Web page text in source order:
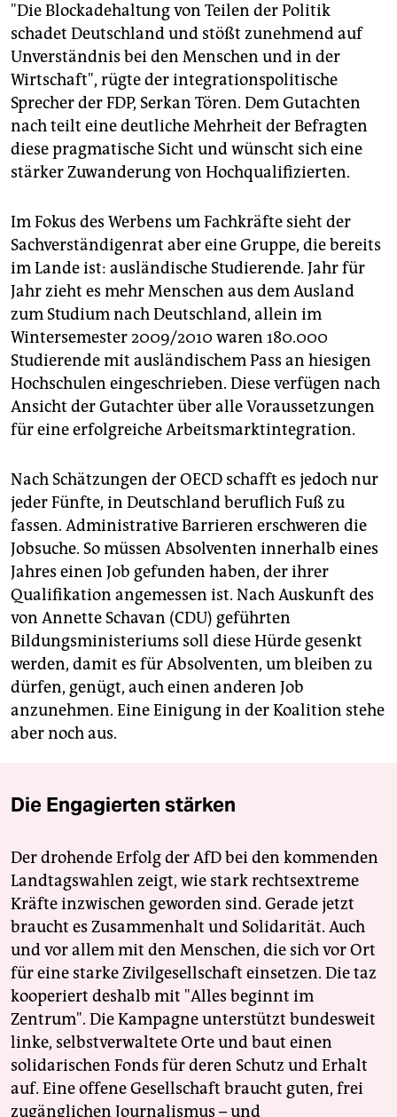
"Die Blockadehaltung von Teilen der Politik
schadet Deutschland und stößt zunehmend auf
Unverständnis bei den Menschen und in der
Wirtschaft", rügte der integrationspolitische
Sprecher der FDP, Serkan Tören. Dem Gutachten
nach teilt eine deutliche Mehrheit der Befragten
diese pragmatische Sicht und wünscht sich eine
stärker Zuwanderung von Hochqualifizierten.
Im Fokus des Werbens um Fachkräfte sieht der
Sachverständigenrat aber eine Gruppe, die bereits
im Lande ist: ausländische Studierende. Jahr für
Jahr zieht es mehr Menschen aus dem Ausland
zum Studium nach Deutschland, allein im
Wintersemester 2009/2010 waren 180.000
Studierende mit ausländischem Pass an hiesigen
Hochschulen eingeschrieben. Diese verfügen nach
Ansicht der Gutachter über alle Voraussetzungen
für eine erfolgreiche Arbeitsmarktintegration.
Nach Schätzungen der OECD schafft es jedoch nur
jeder Fünfte, in Deutschland beruflich Fuß zu
fassen. Administrative Barrieren erschweren die
Jobsuche. So müssen Absolventen innerhalb eines
Jahres einen Job gefunden haben, der ihrer
Qualifikation angemessen ist. Nach Auskunft des
von Annette Schavan (CDU) geführten
Bildungsministeriums soll diese Hürde gesenkt
werden, damit es für Absolventen, um bleiben zu
dürfen, genügt, auch einen anderen Job
anzunehmen. Eine Einigung in der Koalition stehe
aber noch aus.
Die Engagierten stärken
Der drohende Erfolg der AfD bei den kommenden
Landtagswahlen zeigt, wie stark rechtsextreme
Kräfte inzwischen geworden sind. Gerade jetzt
braucht es Zusammenhalt und Solidarität. Auch
und vor allem mit den Menschen, die sich vor Ort
für eine starke Zivilgesellschaft einsetzen. Die taz
kooperiert deshalb mit "Alles beginnt im
Zentrum". Die Kampagne unterstützt bundesweit
linke, selbstverwaltete Orte und baut einen
solidarischen Fonds für deren Schutz und Erhalt
auf. Eine offene Gesellschaft braucht guten, frei
zugänglichen Journalismus – und